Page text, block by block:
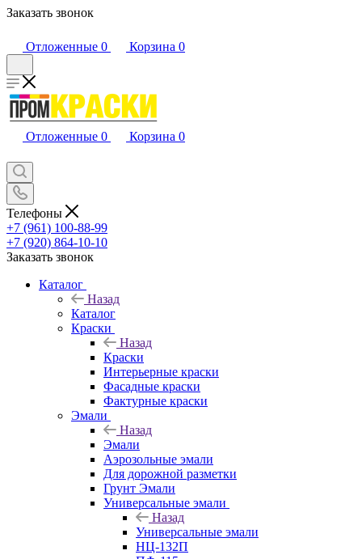
Заказать звонок
Отложенные 0 Корзина 0
Отложенные 0 Корзина 0
Телефоны
+7 (961) 100-88-99
+7 (920) 864-10-10
Заказать звонок
Каталог
Назад
Каталог
Краски
Назад
Краски
Интерьерные краски
Фасадные краски
Фактурные краски
Эмали
Назад
Эмали
Аэрозольные эмали
Для дорожной разметки
Грунт Эмали
Универсальные эмали
Назад
Универсальные эмали
НЦ-132П